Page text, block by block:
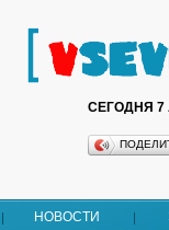
СЕГОДНЯ 7
НОВОСТИ